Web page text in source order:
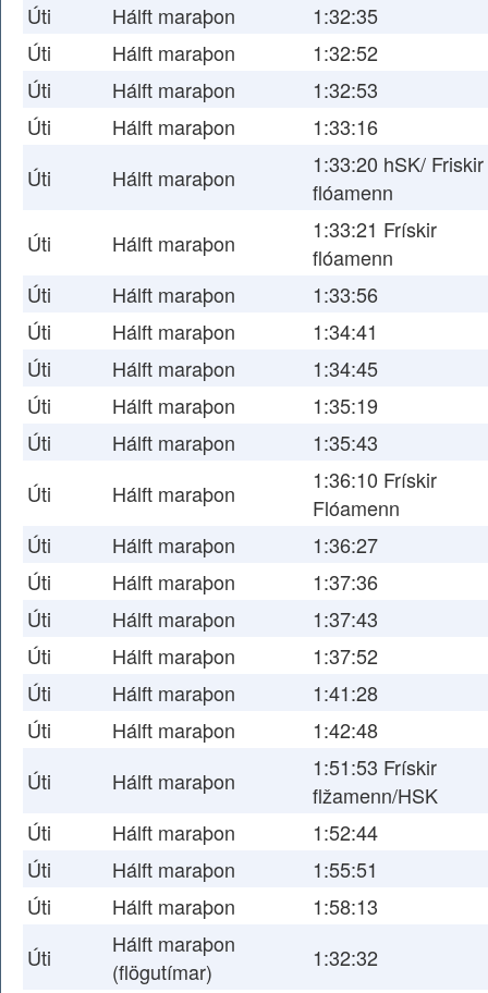
Úti
Hálft maraþon
1:32:35
Úti
Hálft maraþon
1:32:52
Úti
Hálft maraþon
1:32:53
Úti
Hálft maraþon
1:33:16
Úti
Hálft maraþon
1:33:20 hSK/ Friskir
flóamenn
Úti
Hálft maraþon
1:33:21 Frískir
flóamenn
Úti
Hálft maraþon
1:33:56
Úti
Hálft maraþon
1:34:41
Úti
Hálft maraþon
1:34:45
Úti
Hálft maraþon
1:35:19
Úti
Hálft maraþon
1:35:43
Úti
Hálft maraþon
1:36:10 Frískir
Flóamenn
Úti
Hálft maraþon
1:36:27
Úti
Hálft maraþon
1:37:36
Úti
Hálft maraþon
1:37:43
Úti
Hálft maraþon
1:37:52
Úti
Hálft maraþon
1:41:28
Úti
Hálft maraþon
1:42:48
Úti
Hálft maraþon
1:51:53 Frískir
flžamenn/HSK
Úti
Hálft maraþon
1:52:44
Úti
Hálft maraþon
1:55:51
Úti
Hálft maraþon
1:58:13
Úti
Hálft maraþon
(flögutímar)
1:32:32